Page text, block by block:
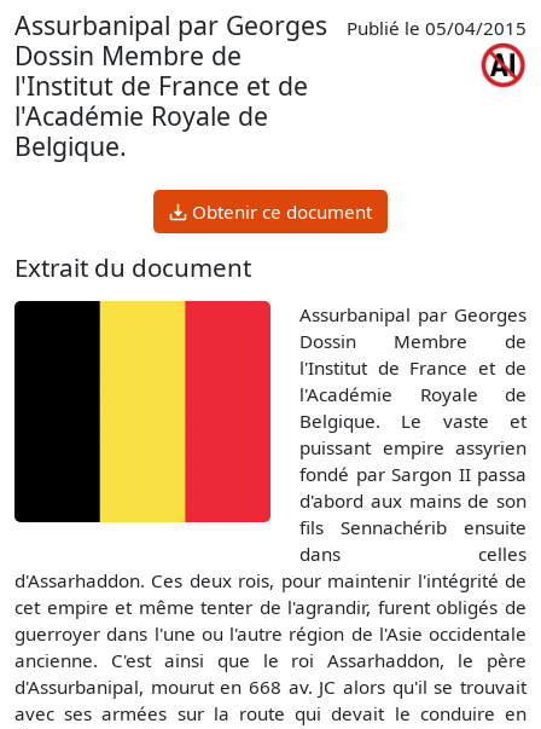
Assurbanipal par Georges
Dossin Membre de
l'Institut de France et de
l'Académie Royale de
Belgique.
Publié le 05/04/2015
Obtenir ce document
Extrait du document
Assurbanipal par Georges
Dossin Membre de
l'Institut de France et de
l'Académie Royale de
Belgique. Le vaste et
puissant empire assyrien
fondé par Sargon II passa
d'abord aux mains de son
fils Sennachérib ensuite
dans celles
d'Assarhaddon. Ces deux rois, pour maintenir l'intégrité de
cet empire et même tenter de l'agrandir, furent obligés de
guerroyer dans l'une ou l'autre région de l'Asie occidentale
ancienne. C'est ainsi que le roi Assarhaddon, le père
d'Assurbanipal, mourut en 668 av. JC alors qu'il se trouvait
avec ses armées sur la route qui devait le conduire en